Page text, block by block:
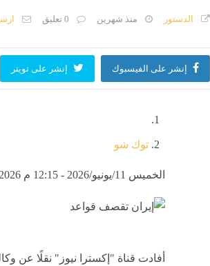
الدستور منذ شهرين 0 تعليق
إنشر على الفيسبوك إنشر على تويتر
توك شو
الخميس 11/يونيو/2026 - 12:15 م PM
أفادت قناة "إكسترا نيوز" نقلًا عن